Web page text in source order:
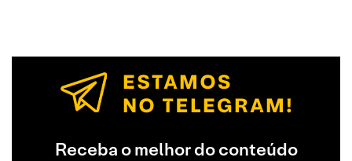
Receba o melhor do conteúdo